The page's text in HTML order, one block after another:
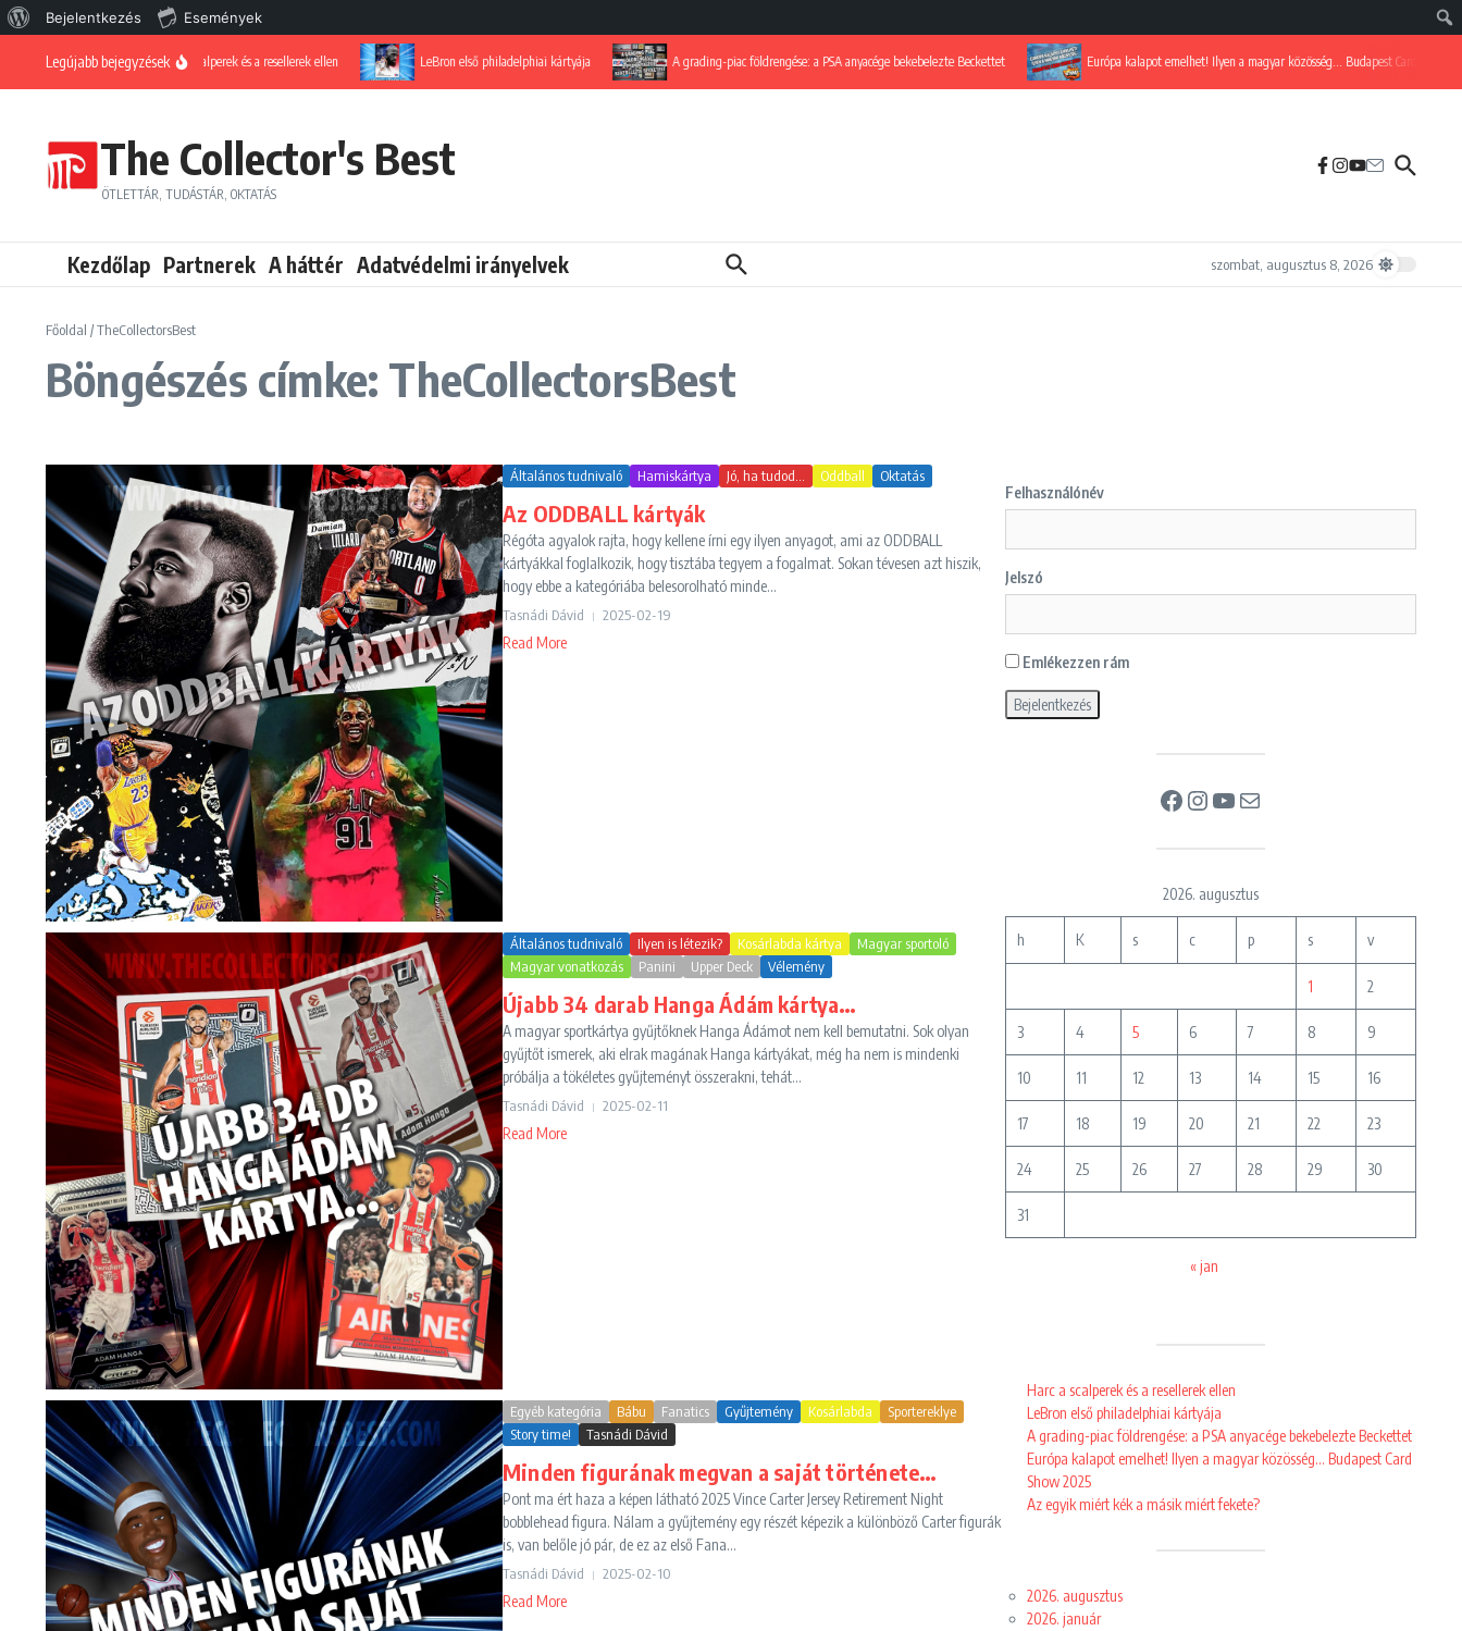
WordPress, a csodás
Bejelentkezés Események
Legújabb bejegyzésekHarc a scalperek és a resellerek ellen LeBron első philadelphiai kártyája A grading-piac földrengése: a PSA anyacége bekebelezte Beckettet Európa kalapot emelhet! Ilyen a magyar közösség… Budapest Card Show 2025
The Collector's Best
ÖTLETTÁR, TUDÁSTÁR, OKTATÁS
Kezdőlap Partnerek A háttér Adatvédelmi irányelvek szombat, augusztus 8, 2026
Főoldal /TheCollectorsBest
Böngészés címke: TheCollectorsBest
Általános tudnivaló Hamiskártya Jó, ha tudod... Oddball Oktatás
Az ODDBALL kártyák
Régóta agyalok rajta, hogy kellene írni egy ilyen anyagot, ami az ODDBALL
kártyákkal foglalkozik, hogy tisztába tegyem a fogalmat. Sokan tévesen azt hiszik,
hogy ebbe a kategóriába belesorolható minde...
Tasnádi Dávid 2025-02-19
Read More
Általános tudnivaló Ilyen is létezik? Kosárlabda kártya
Magyar sportoló
Magyar vonatkozás
Panini Upper Deck Vélemény
Újabb 34 darab Hanga Ádám kártya…
A magyar sportkártya gyűjtőknek Hanga Ádámot nem kell bemutatni. Sok olyan
gyűjtőt ismerek, aki elrak magának Hanga kártyákat, még ha nem is mindenki
próbálja a tökéletes gyűjteményt összerakni, tehát...
Tasnádi Dávid 2025-02-11
Read More
Egyéb kategória Bábu Fanatics Gyűjtemény Kosárlabda
Sportereklye
Story time!
Tasnádi Dávid
Minden figurának megvan a saját története…
Pont ma ért haza a képen látható 2025 Vince Carter Jersey Retirement Night
bobblehead figura. Nálam a gyűjtemény egy részét képezik a különböző Carter figurák
is, van belőle jó pár, de ez az első Fana...
Tasnádi Dávid 2025-02-10
Read More
Felhasználónév
Jelszó
Emlékezzen rám
Facebook
Instagram
YouTube
Mail
2026. augusztus
h K s c p s v
1 2
3 4 5 6 7 8 9
10 11 12 13 14 15 16
17 18 19 20 21 22 23
24 25 26 27 28 29 30
31
« jan
Harc a scalperek és a resellerek ellen
LeBron első philadelphiai kártyája
A grading-piac földrengése: a PSA anyacége bekebelezte Beckettet
Európa kalapot emelhet! Ilyen a magyar közösség… Budapest Card
Show 2025
Az egyik miért kék a másik miért fekete?
2026. augusztus
2026. január